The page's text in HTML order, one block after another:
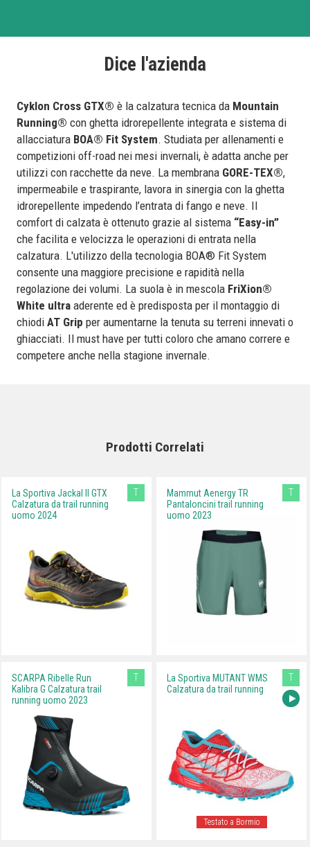
Dice l'azienda
Cyklon Cross GTX® è la calzatura tecnica da Mountain
Running® con ghetta idrorepellente integrata e sistema di
allacciatura BOA® Fit System. Studiata per allenamenti e
competizioni off-road nei mesi invernali, è adatta anche per
utilizzi con racchette da neve. La membrana GORE-TEX®,
impermeabile e traspirante, lavora in sinergia con la ghetta
idrorepellente impedendo l’entrata di fango e neve. Il
comfort di calzata è ottenuto grazie al sistema “Easy-in”
che facilita e velocizza le operazioni di entrata nella
calzatura. L'utilizzo della tecnologia BOA® Fit System
consente una maggiore precisione e rapidità nella
regolazione dei volumi. La suola è in mescola FriXion®
White ultra aderente ed è predisposta per il montaggio di
chiodi AT Grip per aumentarne la tenuta su terreni innevati o
ghiacciati. Il must have per tutti coloro che amano correre e
competere anche nella stagione invernale.
Prodotti Correlati
La Sportiva Jackal II GTX
Calzatura da trail running
uomo 2024
T
Mammut Aenergy TR
Pantaloncini trail running
uomo 2023
T
SCARPA Ribelle Run
Kalibra G Calzatura trail
running uomo 2023
T
La Sportiva MUTANT WMS
Calzatura da trail running
T
Testato a Bormio